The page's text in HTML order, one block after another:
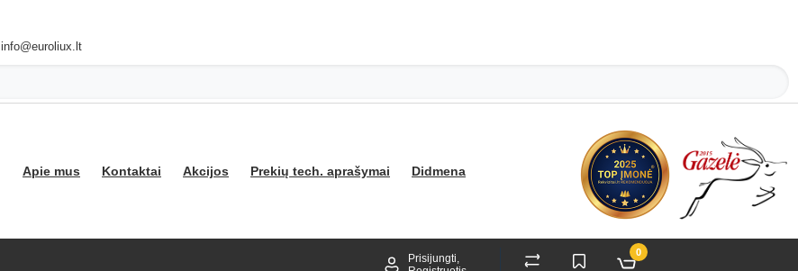
info@euroliux.lt
Apie mus Kontaktai Akcijos Prekių tech. aprašymai Didmena
Prisijungti,
0